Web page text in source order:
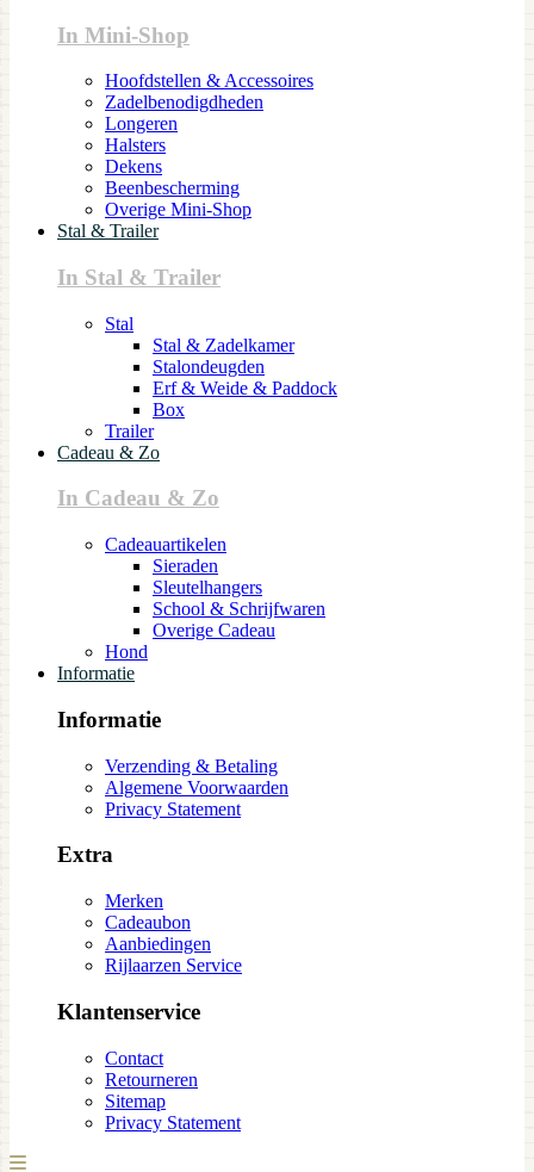
In Mini-Shop
Hoofdstellen & Accessoires
Zadelbenodigdheden
Longeren
Halsters
Dekens
Beenbescherming
Overige Mini-Shop
Stal & Trailer
In Stal & Trailer
Stal
Stal & Zadelkamer
Stalondeugden
Erf & Weide & Paddock
Box
Trailer
Cadeau & Zo
In Cadeau & Zo
Cadeauartikelen
Sieraden
Sleutelhangers
School & Schrijfwaren
Overige Cadeau
Hond
Informatie
Informatie
Verzending & Betaling
Algemene Voorwaarden
Privacy Statement
Extra
Merken
Cadeaubon
Aanbiedingen
Rijlaarzen Service
Klantenservice
Contact
Retourneren
Sitemap
Privacy Statement